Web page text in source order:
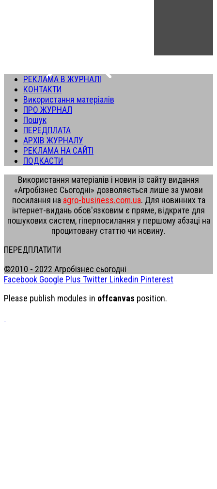
РЕКЛАМА В ЖУРНАЛІ
КОНТАКТИ
Використання матеріалів
ПРО ЖУРНАЛ
Пошук
ПЕРЕДПЛАТА
АРХІВ ЖУРНАЛУ
РЕКЛАМА НА САЙТІ
ПОДКАСТИ
Використання матеріалів і новин із сайту видання
«Агробізнес Сьогодні» дозволяється лише за умови
посилання на agro-business.com.ua. Для новинних та
інтернет-видань обов'язковим є пряме, відкрите для
пошукових систем, гіперпосилання у першому абзаці на
процитовану статтю чи новину.
ПЕРЕДПЛАТИТИ
©2010 - 2022 Агробізнес сьогодні
Facebook Google Plus Twitter Linkedin Pinterest
Please publish modules in offcanvas position.